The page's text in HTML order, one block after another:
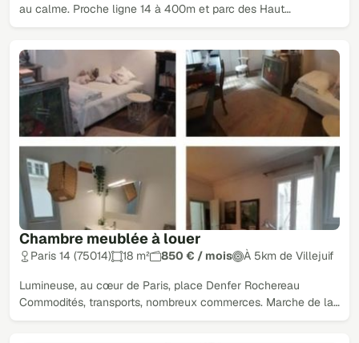
au calme. Proche ligne 14 à 400m et parc des Haut…
Chambre meublée à louer
Paris 14 (75014) 18 m² 850 € / mois À 5km de Villejuif
Lumineuse, au cœur de Paris, place Denfer Rochereau
Commodités, transports, nombreux commerces. Marche de la…